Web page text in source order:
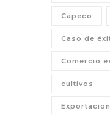
Capeco
Caso de
Comercio
cultivos